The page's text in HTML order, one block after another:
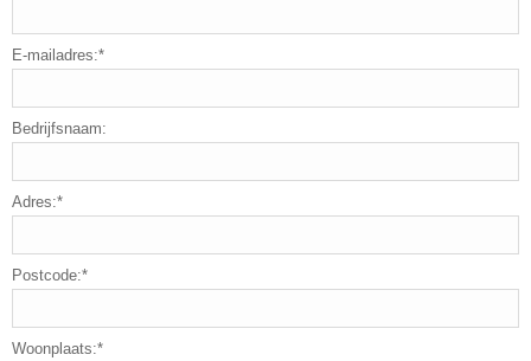
E-mailadres:*
Bedrijfsnaam:
Adres:*
Postcode:*
Woonplaats:*